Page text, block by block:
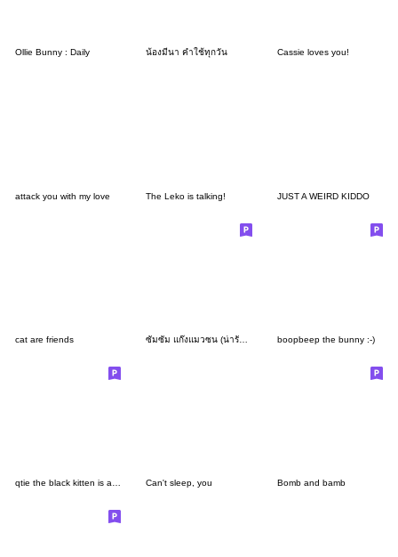
Ollie Bunny : Daily น้องมีนา คำใช้ทุกวัน Cassie loves you!
attack you with my love The Leko is talking! JUST A WEIRD KIDDO
cat are friends boopbeep the bunny :-)
qtie the black kitten is a good girl Can't sleep, you Bomb and bamb